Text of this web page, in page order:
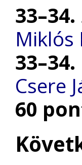
33–34.
Miklós
33–34.
Csere
60